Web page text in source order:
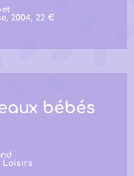
2004, 22 €
bébés
Loisirs